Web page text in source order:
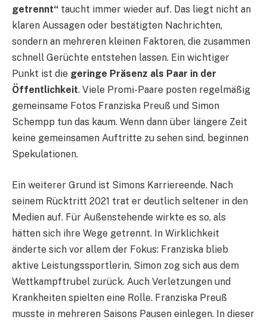
getrennt“ taucht immer wieder auf. Das liegt nicht an
klaren Aussagen oder bestätigten Nachrichten,
sondern an mehreren kleinen Faktoren, die zusammen
schnell Gerüchte entstehen lassen. Ein wichtiger
Punkt ist die geringe Präsenz als Paar in der
Öffentlichkeit. Viele Promi-Paare posten regelmäßig
gemeinsame Fotos Franziska Preuß und Simon
Schempp tun das kaum. Wenn dann über längere Zeit
keine gemeinsamen Auftritte zu sehen sind, beginnen
Spekulationen.
Ein weiterer Grund ist Simons Karriereende. Nach
seinem Rücktritt 2021 trat er deutlich seltener in den
Medien auf. Für Außenstehende wirkte es so, als
hätten sich ihre Wege getrennt. In Wirklichkeit
änderte sich vor allem der Fokus: Franziska blieb
aktive Leistungssportlerin, Simon zog sich aus dem
Wettkampftrubel zurück. Auch Verletzungen und
Krankheiten spielten eine Rolle. Franziska Preuß
musste in mehreren Saisons Pausen einlegen. In dieser